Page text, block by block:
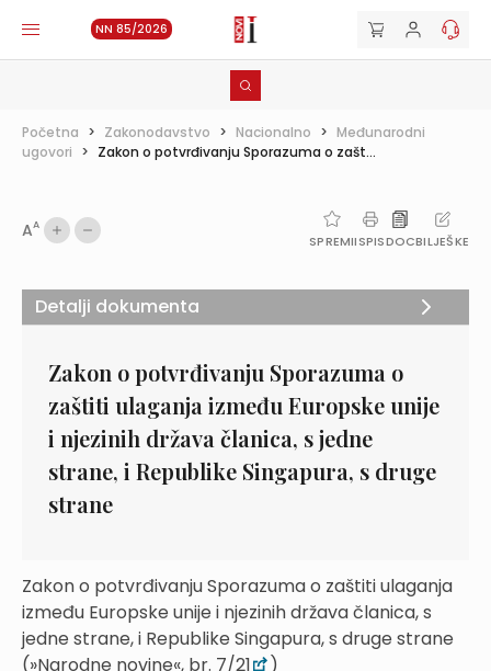
NN 85/2026
Početna > Zakonodavstvo > Nacionalno > Međunarodni
ugovori > Zakon o potvrđivanju Sporazuma o zašt...
AA
SPREMIISPISDOCBILJEŠKE
Zakon o potvrđivanju Sporazuma o
zaštiti ulaganja između Europske unije
i njezinih država članica, s jedne
strane, i Republike Singapura, s druge
strane
Zakon o potvrđivanju Sporazuma o zaštiti ulaganja
između Europske unije i njezinih država članica, s
jedne strane, i Republike Singapura, s druge strane
(»Narodne novine«, br. 7/21
)
Detalji dokumenta